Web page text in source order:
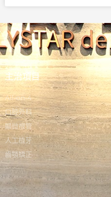
主治項目
All-on-4
口腔外科
顯微根管
人工植牙
齒顎矯正